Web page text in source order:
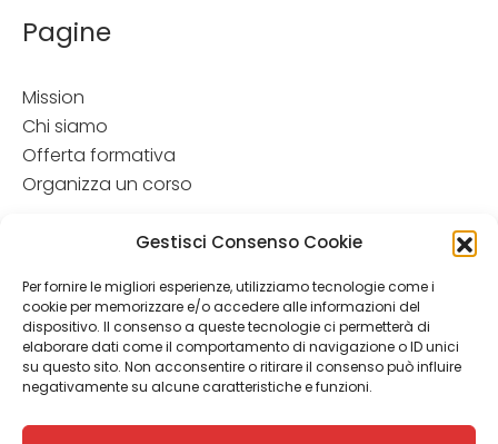
Gestisci Consenso Cookie
Per fornire le migliori esperienze, utilizziamo tecnologie come i
cookie per memorizzare e/o accedere alle informazioni del
dispositivo. Il consenso a queste tecnologie ci permetterà di
elaborare dati come il comportamento di navigazione o ID unici
su questo sito. Non acconsentire o ritirare il consenso può influire
negativamente su alcune caratteristiche e funzioni.
Pagine
Mission
Chi siamo
Offerta formativa
Organizza un corso
Disclamer
Attenzione: Le informazioni contenute in questo sito hanno
esclusivamente scopo informativo e in nessun caso possono
costituire la formulazione di una diagnosi o la prescrizione di
un trattamento. Le informazioni contenute nel sito non
intendono e non devono in alcun modo sostituire il rapporto
diretto medico-paziente o la visita specialistica. Si
medico curante e/o di specialisti riguardo qualsiasi